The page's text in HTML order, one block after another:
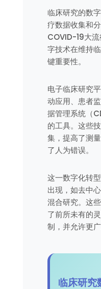
临床研究的数
疗数据收集和
COVID-19大
字技术在维持
键重要性。
电子临床研究
动应用、患者
据管理系统（
的工具。这些
集，提高了测
了人为错误。
这一数字化转
出现，如去中
混合研究。这
了前所未有的
制，并允许更
临床研究